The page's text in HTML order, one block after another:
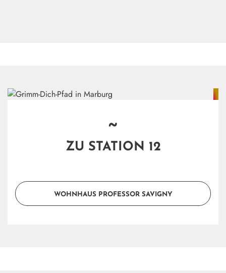
~
ZU STATION 12
WOHNHAUS PROFESSOR SAVIGNY